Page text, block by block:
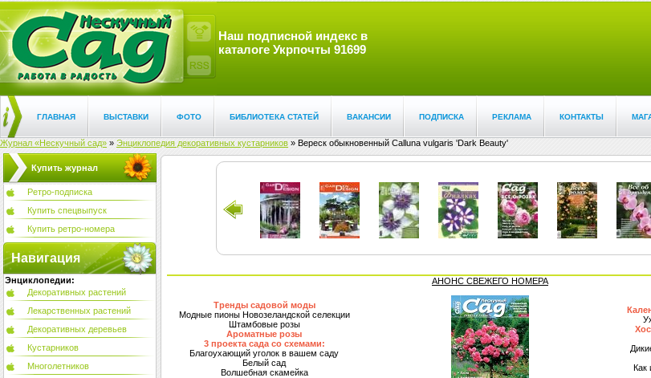
Наш подписной индекс в
каталоге Укрпочты 91699
ГЛАВНАЯ ВЫСТАВКИ ФОТО БИБЛИОТЕКА СТАТЕЙ ВАКАНСИИ ПОДПИСКА РЕКЛАМА КОНТАКТЫ
Журнал «Нескучный сад» » Энциклопедия декоративных кустарников » Вереск обыкновенный Calluna vulgaris 'Dark Beauty'
Купить журнал
Ретро-подписка
Купить спецвыпуск
Купить ретро-номера
Навигация
Энциклопедии:
Декоративных растений
Лекарственных растений
Декоративных деревьев
Кустарников
Многолетников
Тренды садовой моды
Модные пионы Новозеландской селекции
Штамбовые розы
Ароматные розы
3 проекта сада со схемами:
Благоухающий уголок в вашем саду
Белый сад
Волшебная скамейка
АНОНС СВЕЖЕГО НОМЕРА
Как